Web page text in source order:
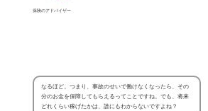
保険のアドバイザー
なるほど。つまり、事故のせいで働けなくなったら、その
分のお金を保障してもらえるってことですね。でも、将来
どれくらい稼げたかは、誰にもわからないですよね？